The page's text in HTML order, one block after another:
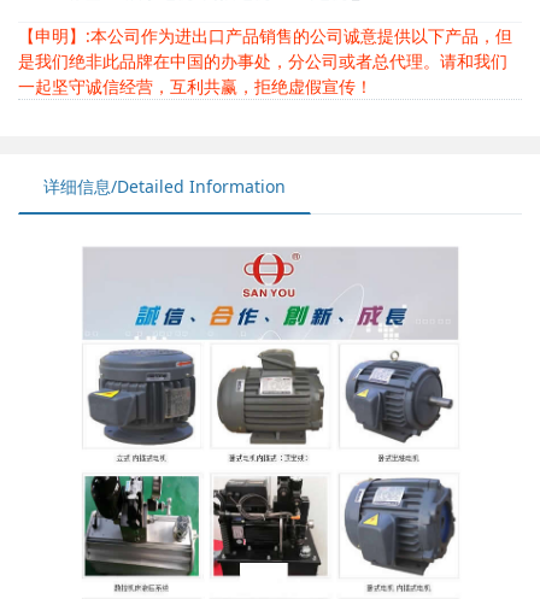
【申明】:本公司作为进出口产品销售的公司诚意提供以下产品，但
是我们绝非此品牌在中国的办事处，分公司或者总代理。请和我们
一起坚守诚信经营，互利共赢，拒绝虚假宣传！
详细信息/Detailed Information